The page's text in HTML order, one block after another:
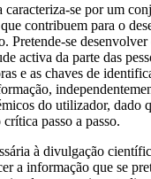
se por um
contribuem para o
Pretende-se
activa da parte das
e as chaves de
do utilizador, dado
passo a passo.
à divulgação
a informação que se